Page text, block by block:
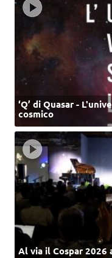
‘Q’ di Quasar -
cosmico
Al via il Cospar 2026